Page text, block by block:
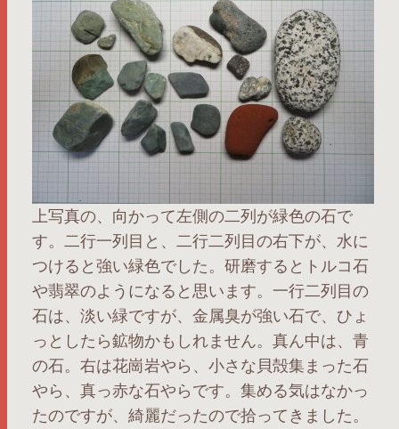
上写真の、向かって左側の二列が緑色の石で
す。二行一列目と、二行二列目の右下が、水に
つけると強い緑色でした。研磨するとトルコ石
や翡翠のようになると思います。一行二列目の
石は、淡い緑ですが、金属臭が強い石で、ひょ
っとしたら鉱物かもしれません。真ん中は、青
の石。右は花崗岩やら、小さな貝殻集まった石
やら、真っ赤な石やらです。集める気はなかっ
たのですが、綺麗だったので拾ってきました。